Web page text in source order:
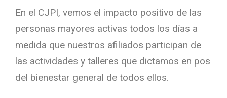
En el CJPI, vemos el impacto positivo de las
personas mayores activas todos los días a
medida que nuestros afiliados participan de
las actividades y talleres que dictamos en pos
del bienestar general de todos ellos.